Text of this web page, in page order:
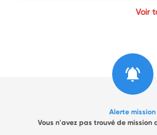
Voir
Alerte mission
Vous n'avez pas trouvé de mission